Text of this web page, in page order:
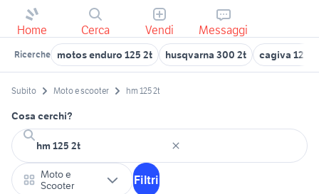
Home Cerca Vendi Messaggi
Ricerche motos enduro 125 2t husqvarna 300 2t cagiva 125
Subito Moto e scooter hm 125 2t
Cosa cerchi?
Moto e
Scooter
Filtri